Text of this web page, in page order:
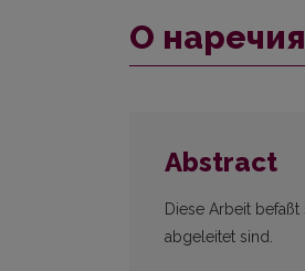
О
Abstract
Diese Arbeit
abgeleitet sind.